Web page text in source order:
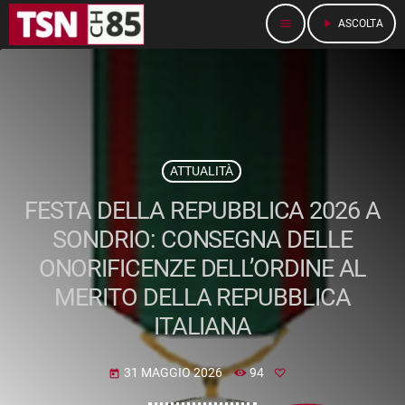
menu play_arrow ASCOLTA
ATTUALITÀ
FESTA DELLA REPUBBLICA 2026 A
SONDRIO: CONSEGNA DELLE
ONORIFICENZE DELL’ORDINE AL
MERITO DELLA REPUBBLICA
ITALIANA
today 31 MAGGIO 2026 94